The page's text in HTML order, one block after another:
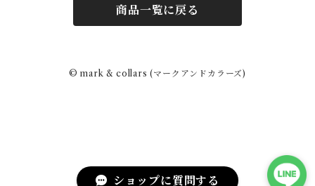
ショップに質問する
商品一覧に戻る
© mark & collars (マークアンドカラーズ)